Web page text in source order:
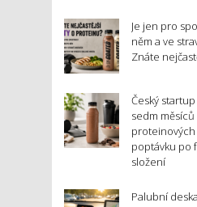
Je jen pro
něm a ve
Znáte
Český
sedm měsíců
proteinových
poptávku po
složení
Palubní